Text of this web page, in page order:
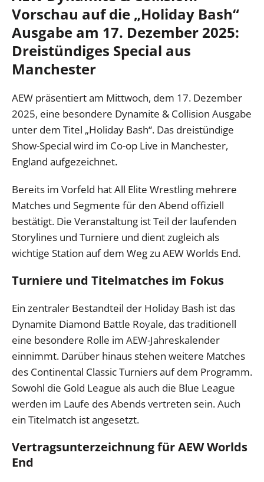
Vorschau auf die „Holiday Bash“
Ausgabe am 17. Dezember 2025:
Dreistündiges Special aus
Manchester
AEW präsentiert am Mittwoch, dem 17. Dezember
2025, eine besondere Dynamite & Collision Ausgabe
unter dem Titel „Holiday Bash“. Das dreistündige
Show-Special wird im Co-op Live in Manchester,
England aufgezeichnet.
Bereits im Vorfeld hat All Elite Wrestling mehrere
Matches und Segmente für den Abend offiziell
bestätigt. Die Veranstaltung ist Teil der laufenden
Storylines und Turniere und dient zugleich als
wichtige Station auf dem Weg zu AEW Worlds End.
Turniere und Titelmatches im Fokus
Ein zentraler Bestandteil der Holiday Bash ist das
Dynamite Diamond Battle Royale, das traditionell
eine besondere Rolle im AEW-Jahreskalender
einnimmt. Darüber hinaus stehen weitere Matches
des Continental Classic Turniers auf dem Programm.
Sowohl die Gold League als auch die Blue League
werden im Laufe des Abends vertreten sein. Auch
ein Titelmatch ist angesetzt.
Vertragsunterzeichnung für AEW Worlds
End